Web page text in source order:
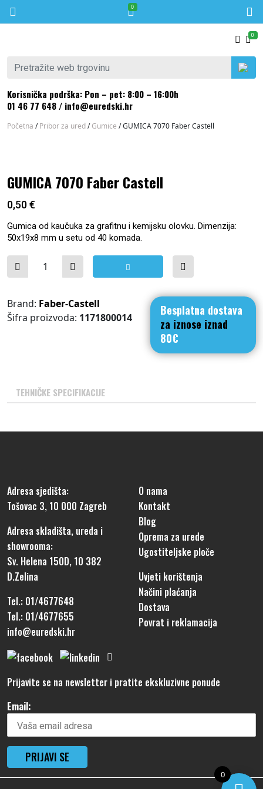
0
0
Pretraži:
Korisnička podrška: Pon – pet: 8:00 – 16:00h
01 46 77 648 / info@euredski.hr
Početna /Pribor za ured/Gumice / GUMICA 7070 Faber Castell
GUMICA 7070 Faber Castell
0,50€
Gumica od kaučuka za grafitnu i kemijsku olovku. Dimenzija:
50x19x8 mm u setu od 40 komada.
GUMICA 7070 Faber Castell količina
Brand: Faber-Castell
Šifra proizvoda: 1171800014
Besplatna dostava
za iznose iznad
80€
TEHNIČKE SPECIFIKACIJE
Adresa sjedišta:
Tošovac 3, 10 000 Zagreb
Adresa skladišta, ureda i
showrooma:
Sv. Helena 150D, 10 382
D.Zelina
Tel.: 01/4677648
Tel.: 01/4677655
info@euredski.hr
O nama
Kontakt
Blog
Oprema za urede
Ugostiteljske ploče
Uvjeti korištenja
Načini plaćanja
Dostava
Povrat i reklamacija
Prijavite se na newsletter i pratite ekskluzivne ponude
Email:
0